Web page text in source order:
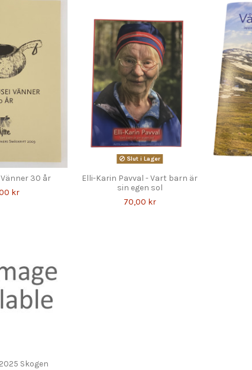
30 år
kr
Slut i Lager
Elli-Karin Pavval - Vart barn är
sin egen sol
70,00 kr
Skogen